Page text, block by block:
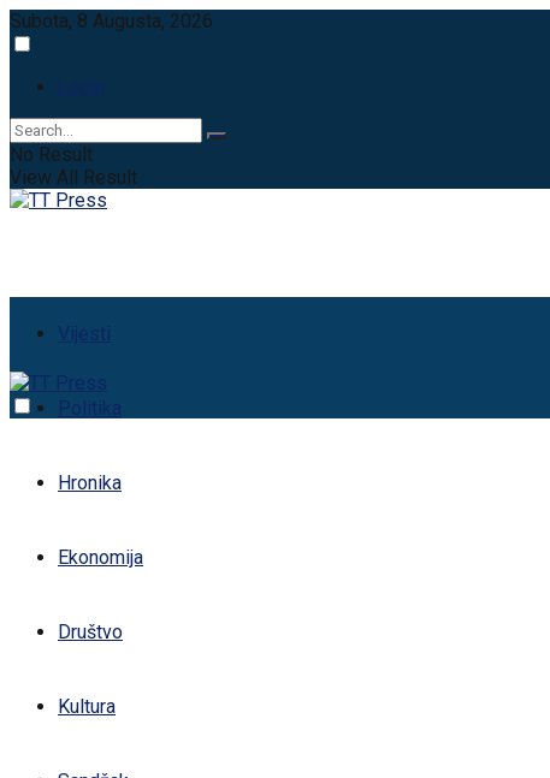
Subota, 8 Augusta, 2026
Login
No Result
View All Result
Vijesti
Politika
Hronika
Ekonomija
Društvo
Kultura